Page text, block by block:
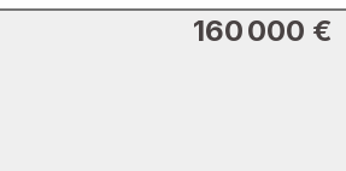
160 000 €